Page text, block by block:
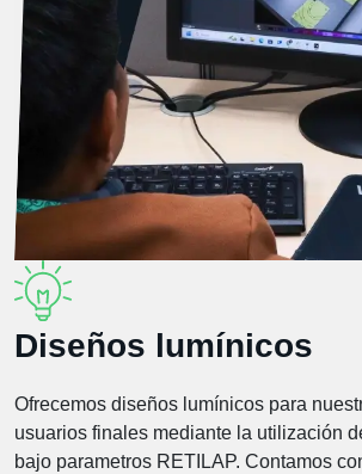
Diseños lumínicos
Ofrecemos diseños lumínicos para
usuarios finales mediante la utilización
bajo parametros RETILAP. Contamos